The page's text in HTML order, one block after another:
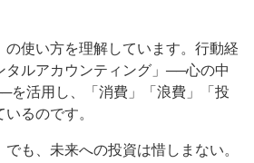
の使い方を理解しています。行動経
タルアカウンティング」──心の中
を活用し、「消費」「浪費」「投
るのです。
も、未来への投資は惜しまない。